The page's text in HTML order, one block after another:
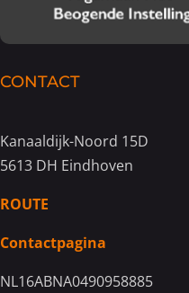
CONTACT
Kanaaldijk-Noord 15D
5613 DH Eindhoven
ROUTE
Contactpagina
NL16ABNA0490958885